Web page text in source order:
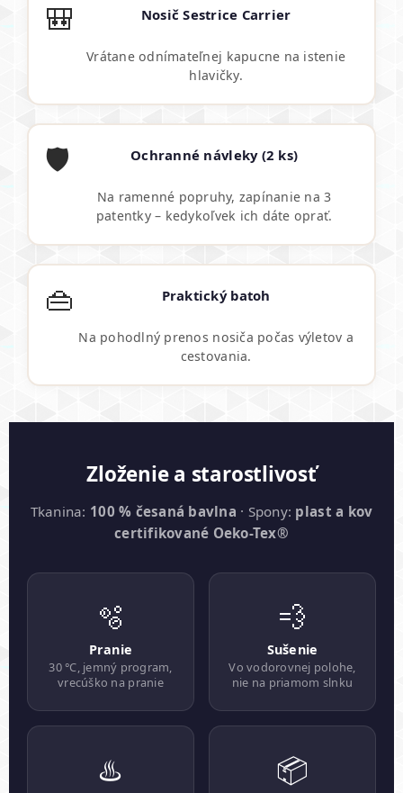
🎒 Nosič Sestrice Carrier
Vrátane odnímateľnej kapucne na istenie
hlavičky.
🛡️ Ochranné návleky (2 ks)
Na ramenné popruhy, zapínanie na 3
patentky – kedykoľvek ich dáte oprať.
👜 Praktický batoh
Na pohodlný prenos nosiča počas výletov a
cestovania.
Zloženie a starostlivosť
Tkanina: 100 % česaná bavlna · Spony: plast a kov
certifikované Oeko-Tex®
🫧
Pranie
30 °C, jemný program,
vrecúško na pranie
💨
Sušenie
Vo vodorovnej polohe,
nie na priamom slnku
♨️ 📦